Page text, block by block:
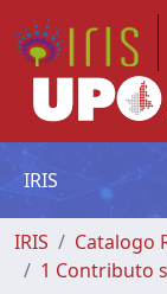
IRIS
IRIS
Catalogo
1 Contributo